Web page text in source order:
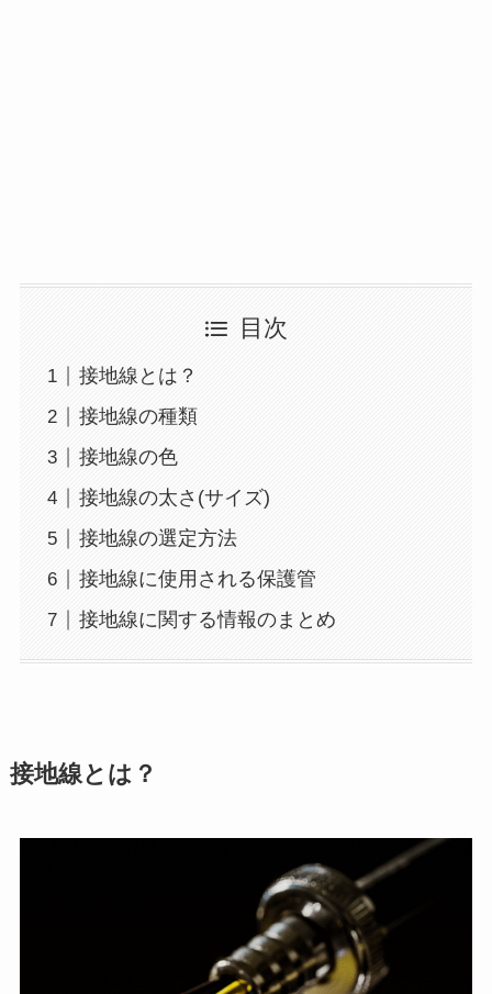
目次
接地線とは？
接地線の種類
接地線の色
接地線の太さ(サイズ)
接地線の選定方法
接地線に使用される保護管
接地線に関する情報のまとめ
接地線とは？